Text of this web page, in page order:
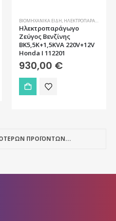
ΒΙΟΜΗΧΑΝΙΚΆ ΕΊΔΗ, ΗΛΕΚΤΡΟΠΑΡΆΓΩΓΑ ΖΕΎΓΗ
Ηλεκτροπαράγωγο
Ζεύγος Βενζίνης
ΒΚ5,5Κ+1,5KVA 220V+12V
Honda ǀ 112201
930,00 €
ΠΡΟΪΟΝΤΩΝ...